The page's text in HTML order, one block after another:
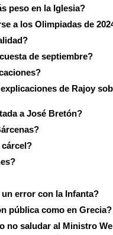
peso en la Iglesia?
a los Olimpiadas de
de septiembre?
de Rajoy
a José Bretón?
error con la Infanta?
pública como en Grecia?
no saludar al Ministro